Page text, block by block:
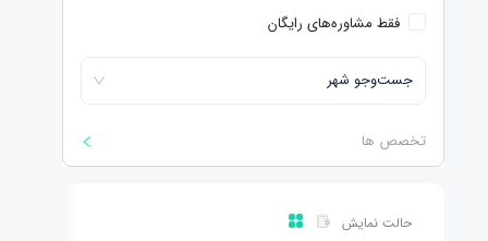
فقط مشاوره‌های رایگان
جست‌و‌جو شهر
تخصص ها
حالت نمایش